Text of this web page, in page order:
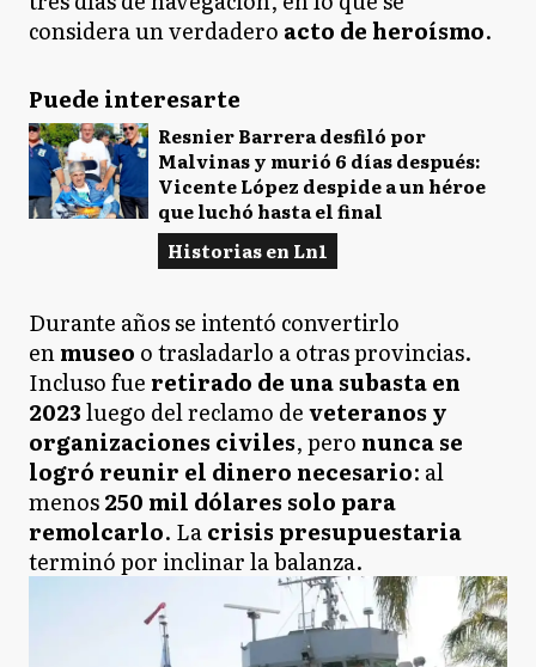
considera un verdadero acto de heroísmo.
Puede interesarte
Resnier Barrera desfiló por
Malvinas y murió 6 días después:
Vicente López despide a un héroe
que luchó hasta el final
Historias en Ln1
Durante años se intentó convertirlo
enmuseo o trasladarlo a otras provincias.
Incluso fue retirado de una subasta en
2023luego del reclamo deveteranos y
organizaciones civiles, pero nunca se
logró reunir el dinero necesario: al
menos250 mil dólares solo para
remolcarlo. Lacrisis presupuestaria
terminó por inclinar la balanza.